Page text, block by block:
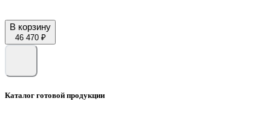
В корзину
46 470 ₽
Каталог готовой продукции